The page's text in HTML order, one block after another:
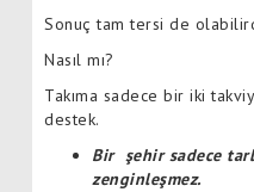
Sonuç tam tersi de
Nasıl mı?
Takıma sadece bir iki
destek.
Bir şehir sadece
zenginleşmez.